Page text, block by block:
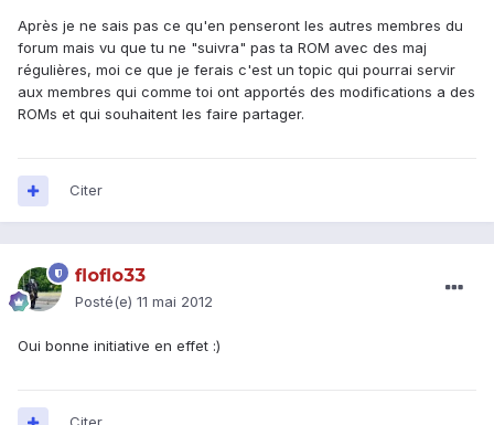
Après je ne sais pas ce qu'en penseront les autres membres du
forum mais vu que tu ne "suivra" pas ta ROM avec des maj
régulières, moi ce que je ferais c'est un topic qui pourrai servir
aux membres qui comme toi ont apportés des modifications a des
ROMs et qui souhaitent les faire partager.
Citer
floflo33
Posté(e) 11 mai 2012
Oui bonne initiative en effet :)